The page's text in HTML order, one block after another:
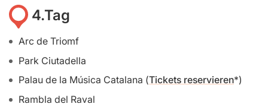
4.Tag
Arc de Triomf
Park Ciutadella
Palau de la Música Catalana (Tickets reservieren )
Rambla del Raval